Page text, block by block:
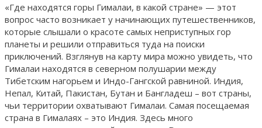
«Где находятся горы Гималаи, в какой стране» — этот
вопрос часто возникает у начинающих путешественников,
которые слышали о красоте самых неприступных гор
планеты и решили отправиться туда на поиски
приключений. Взглянув на карту мира можно увидеть, что
Гималаи находятся в северном полушарии между
Тибетским нагорьем и Индо-Гангской равниной. Индия,
Непал, Китай, Пакистан, Бутан и Бангладеш – вот страны,
чьи территории охватывают Гималаи. Самая посещаемая
страна в Гималаях – это Индия. Здесь много